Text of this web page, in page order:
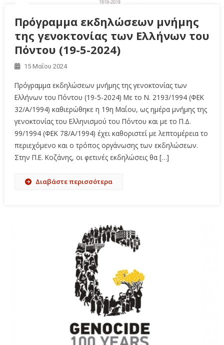
Πρόγραμμα εκδηλώσεων μνήμης
της γενοκτονίας των Ελλήνων του
Πόντου (19-5-2024)
15 Μαΐου 2024
Πρόγραμμα εκδηλώσεων μνήμης της γενοκτονίας των
Ελλήνων του Πόντου (19-5-2024) Με το Ν. 2193/1994 (ΦΕΚ
32/Α/1994) καθιερώθηκε η 19η Μαΐου, ως ημέρα μνήμης της
γενοκτονίας του Ελληνισμού του Πόντου και με το Π.Δ.
99/1994 (ΦΕΚ 78/Α/1994) έχει καθοριστεί με λεπτομέρεια το
περιεχόμενο και ο τρόπος οργάνωσης των εκδηλώσεων.
Στην Π.Ε. Κοζάνης, οι φετινές εκδηλώσεις θα […]
Διαβάστε περισσότερα